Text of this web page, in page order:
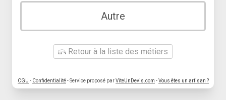
Autre
Retour à la liste des métiers
CGU - Confidentialité- Service proposé parViteUnDevis.com -Vous êtes un artisan ?